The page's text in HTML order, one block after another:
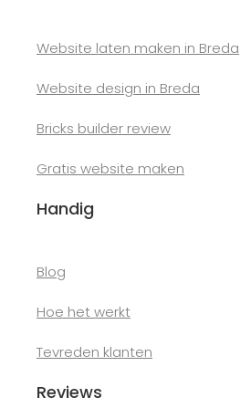
Website laten maken in Breda
Website design in Breda
Bricks builder review
Gratis website maken
Handig
Blog
Hoe het werkt
Tevreden klanten
Reviews